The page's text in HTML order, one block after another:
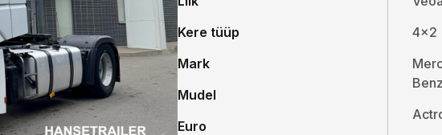
Kere tüüp
Mark
Mudel
Euro
4x2
Benz